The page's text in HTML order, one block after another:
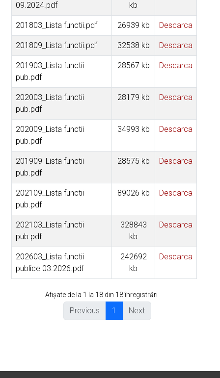
09.2024.pdf
kb
201803_Lista functii.pdf 26939 kb Descarca
201809_Lista functii.pdf 32538 kb Descarca
201903_Lista functii
pub.pdf
28567 kb Descarca
202003_Lista functii
pub.pdf
28179 kb Descarca
202009_Lista functii
pub.pdf
34993 kb Descarca
201909_Lista functii
pub.pdf
28575 kb Descarca
202109_Lista functii
pub.pdf
89026 kb Descarca
202103_Lista functii
pub.pdf
328843
kb
Descarca
202603_Lista functii
publice 03.2026.pdf
242692
kb
Descarca
Afișate de la 1 la 18 din 18 înregistrări
Previous 1 Next